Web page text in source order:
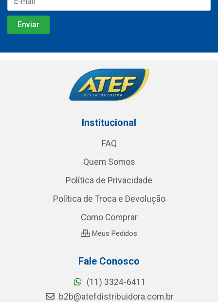
Institucional
FAQ
Quem Somos
Política de Privacidade
Política de Troca e Devolução
Como Comprar
Meus Pedidos
Fale Conosco
(11) 3324-6411
b2b@atefdistribuidora.com.br